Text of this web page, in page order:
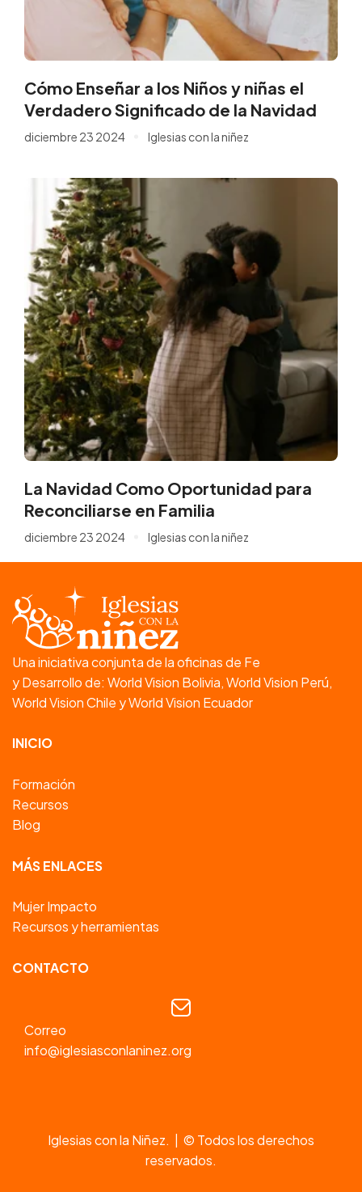
Cómo Enseñar a los Niños y niñas el
Verdadero Significado de la Navidad
diciembre 23 2024 Iglesias con la niñez
La Navidad Como Oportunidad para
Reconciliarse en Familia
diciembre 23 2024 Iglesias con la niñez
Una iniciativa conjunta de la oficinas de Fe
y Desarrollo de: World Vision Bolivia, World Vision Perú,
World Vision Chile y World Vision Ecuador
INICIO
Formación
Recursos
Blog
MÁS ENLACES
Mujer Impacto
Recursos y herramientas
CONTACTO
Correo
info@iglesiasconlaninez.org
Iglesias con la Niñez. | © Todos los derechos
reservados.